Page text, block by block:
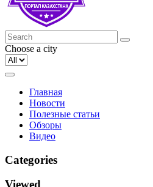
Choose a city
Главная
Новости
Полезные статьи
Обзоры
Видео
Categories